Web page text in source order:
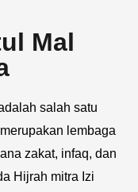
Mal
salah satu
lembaga
zakat, infaq, dan
Hijrah mitra Izi